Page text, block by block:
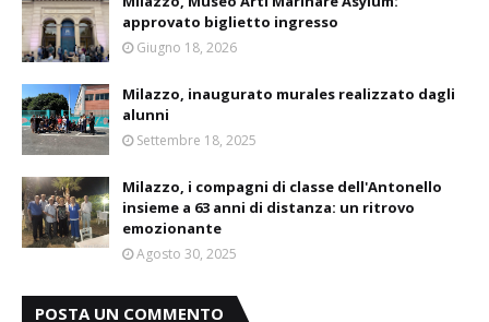
approvato biglietto ingresso
Giugno 18, 2026
Milazzo, inaugurato murales realizzato dagli
alunni
Settembre 18, 2025
Milazzo, i compagni di classe dell'Antonello
insieme a 63 anni di distanza: un ritrovo
emozionante
Agosto 30, 2025
POSTA UN COMMENTO